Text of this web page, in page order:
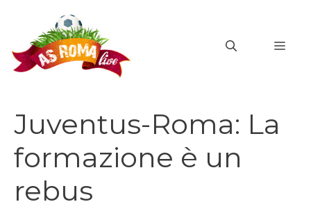
contenuto
Juventus-Roma: La
formazione è un
rebus